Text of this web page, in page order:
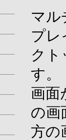
マル
プレ
クト
す。
画面
の画
方の